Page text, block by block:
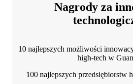
Nagrody za
10 najlepszych możliwości
high-tech w
100 najlepszych przedsiębiorstw